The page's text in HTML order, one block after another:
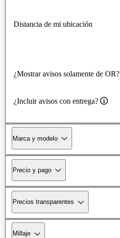
Distancia de mi ubicación
¿Mostrar avisos solamente de OR?
¿Incluir avisos con entrega?
Marca y modelo
Precio y pago
Precios transparentes
Millaje